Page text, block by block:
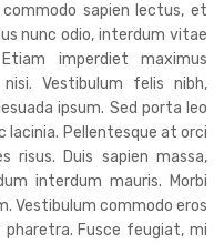
sapien lectus, et
nunc odio, interdum vitae
imperdiet maximus
Vestibulum felis nibh,
ipsum. Sed porta leo
Pellentesque at orci
risus. Duis sapien massa,
interdum mauris. Morbi
Vestibulum commodo eros
Fusce feugiat, mi